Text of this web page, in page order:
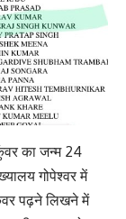
का जन्म 24
गोपेश्वर में
पढ़ने लिखने में